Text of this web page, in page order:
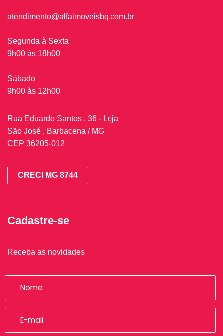
atendimento@alfaimoveisbq.com.br
Segunda à Sexta
9h00 às 18h00
Sábado
9h00 às 12h00
Rua Eduardo Santos , 36 - Loja
São José , Barbacena / MG
CEP 36205-012
CRECI MG 8744
Cadastre-se
Receba as novidades